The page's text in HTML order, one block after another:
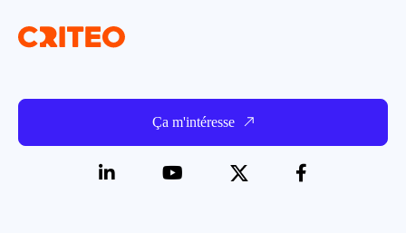
Ça m'intéresse